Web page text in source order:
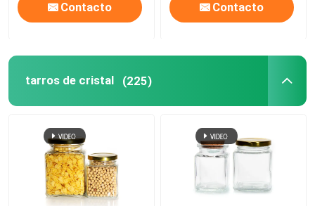
Contacto Contacto
tarros de cristal (225)